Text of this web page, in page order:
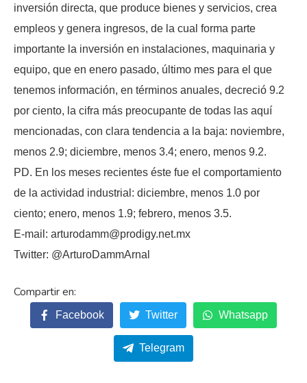
inversión directa, que produce bienes y servicios, crea
empleos y genera ingresos, de la cual forma parte
importante la inversión en instalaciones, maquinaria y
equipo, que en enero pasado, último mes para el que
tenemos información, en términos anuales, decreció 9.2
por ciento, la cifra más preocupante de todas las aquí
mencionadas, con clara tendencia a la baja: noviembre,
menos 2.9; diciembre, menos 3.4; enero, menos 9.2.
PD. En los meses recientes éste fue el comportamiento
de la actividad industrial: diciembre, menos 1.0 por
ciento; enero, menos 1.9; febrero, menos 3.5.
E-mail: arturodamm@prodigy.net.mx
Twitter: @ArturoDammArnal
Facebook Twitter Whatsapp
Telegram